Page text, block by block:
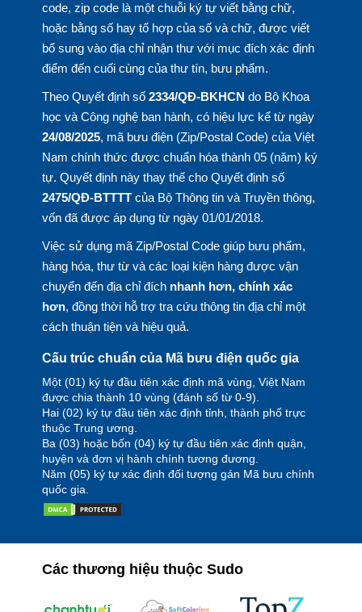
code, zip code là một chuỗi ký tự viết bằng chữ,
hoặc bằng số hay tổ hợp của số và chữ, được viết
bổ sung vào địa chỉ nhận thư với mục đích xác định
điểm đến cuối cùng của thư tín, bưu phẩm.
Theo Quyết định số 2334/QĐ-BKHCN do Bộ Khoa
học và Công nghệ ban hành, có hiệu lực kể từ ngày
24/08/2025, mã bưu điện (Zip/Postal Code) của Việt
Nam chính thức được chuẩn hóa thành 05 (năm) ký
tự. Quyết định này thay thế cho Quyết định số
2475/QĐ-BTTTTcủa Bộ Thông tin và Truyền thông,
vốn đã được áp dụng từ ngày 01/01/2018.
Việc sử dụng mã Zip/Postal Code giúp bưu phẩm,
hàng hóa, thư từ và các loại kiện hàng được vận
chuyển đến địa chỉ đích nhanh hơn, chính xác
hơn, đồng thời hỗ trợ tra cứu thông tin địa chỉ một
cách thuận tiện và hiệu quả.
Cấu trúc chuẩn của Mã bưu điện quốc gia
Một (01) ký tự đầu tiên xác định mã vùng, Việt Nam
được chia thành 10 vùng (đánh số từ 0-9).
Hai (02) ký tự đầu tiên xác định tỉnh, thành phố trực
thuộc Trung ương.
Ba (03) hoặc bốn (04) ký tự đầu tiên xác định quận,
huyện và đơn vị hành chính tương đương.
Năm (05) ký tự xác định đối tượng gán Mã bưu chính
quốc gia.
Các thương hiệu thuộc Sudo